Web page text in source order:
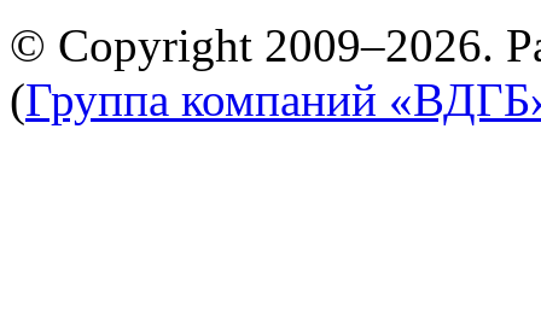
© Copyright 2009–2026.
(Группа компаний